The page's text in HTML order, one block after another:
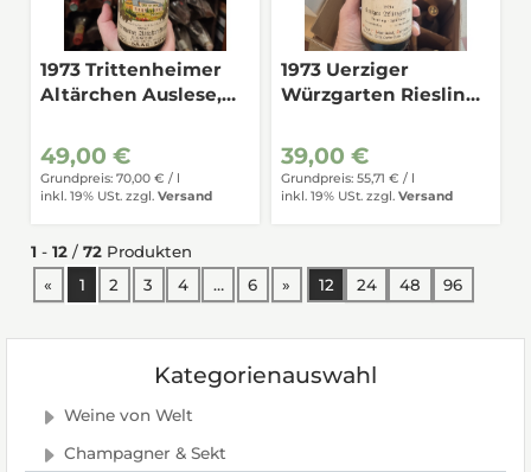
1973 Trittenheimer
Altärchen Auslese,
Ruwer 0,7
49,00 €
Grundpreis: 70,00 € /
inkl. 19% USt. zzgl. Versand
1973 Uerziger
Würzgarten Riesling
St.Johannishof, Mosel
0,7
39,00 €
Grundpreis: 55,71 € /
inkl. 19% USt. zzgl. Versand
1 - 12 / 72 Produkten
« vorherige Seite
1 2 3 4 … 6 nächste Seite
» 12 24 48 96
Kategorienauswahl
Weine von Welt
Champagner & Sekt